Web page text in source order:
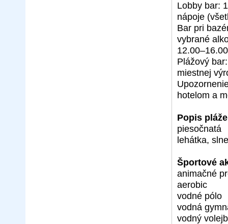
Lobby bar:
nápoje
Bar pri
vybrané
Plážový
miestnej
hotelom a
Popis
piesočnatá
lehátka,
Športové
animačné
aerobic
vodné pólo
vodná
vodný